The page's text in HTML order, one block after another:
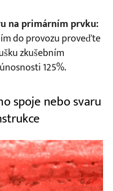
na primárním prvku:
do provozu proveďte
zkušebním
125%.
spoje nebo svaru